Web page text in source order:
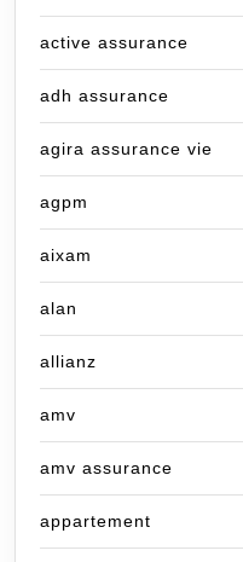
active assurance
adh assurance
agira assurance vie
agpm
aixam
alan
allianz
amv
amv assurance
appartement